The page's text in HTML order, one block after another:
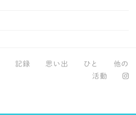
記録 思い出 ひと
他の
活動